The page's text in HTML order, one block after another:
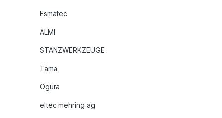
Esmatec
ALMI
STANZWERKZEUGE
Tama
Ogura
eltec mehring ag